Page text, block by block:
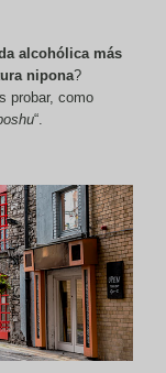
alcohólica más
nipona?
probar, como
“.